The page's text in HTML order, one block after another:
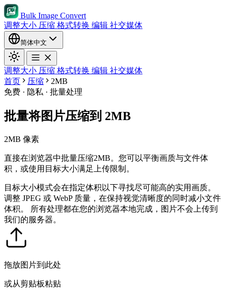
Bulk Image Convert
调整大小 压缩 格式转换 编辑 社交媒体
简体中文
调整大小 压缩 格式转换 编辑 社交媒体
首页
压缩
2MB
免费 · 隐私 · 批量处理
批量将图片压缩到 2MB
2MB 像素
直接在浏览器中批量压缩2MB。您可以平衡画质与文件体
积，或使用目标大小满足上传限制。
目标大小模式会在指定体积以下寻找尽可能高的实用画质。
调整 JPEG 或 WebP 质量，在保持视觉清晰度的同时减小文件
体积。
所有处理都在您的浏览器本地完成，图片不会上传到
我们的服务器。
拖放图片到此处
或从剪贴板粘贴